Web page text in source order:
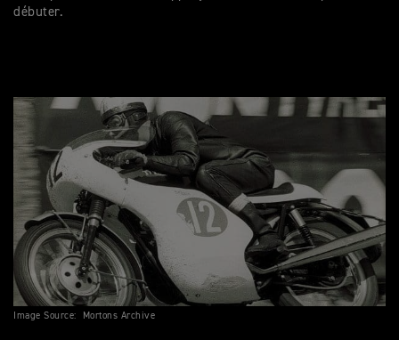
débuter.
Image Source: Mortons Archive